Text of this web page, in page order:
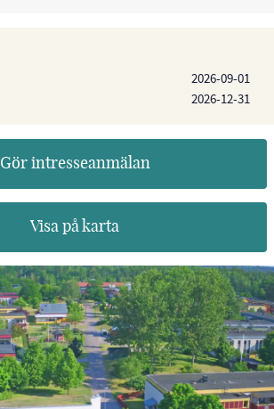
2026-09-01
2026-12-31
Gör intresseanmälan
Visa på karta